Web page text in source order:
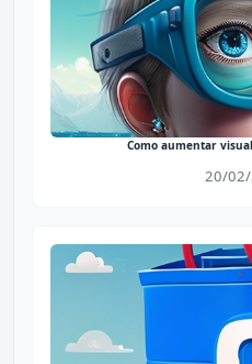
Como aumentar
20/